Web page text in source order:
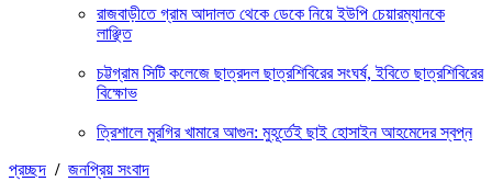
রাজবাড়ীতে গ্রাম আদালত থেকে ডেকে নিয়ে ইউপি চেয়ারম্যানকে
লাঞ্ছিত
চট্টগ্রাম সিটি কলেজে ছাত্রদল ছাত্রশিবিরের সংঘর্ষ, ইবিতে ছাত্রশিবিরের
বিক্ষোভ
ত্রিশালে মুরগির খামারে আগুন: মুহূর্তেই ছাই হোসাইন আহমেদের স্বপ্ন
প্রচ্ছদ / জনপ্রিয় সংবাদ